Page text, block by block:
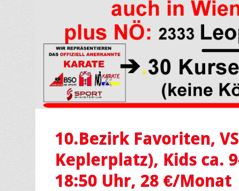
10.Bezirk Favoriten,
Keplerplatz), Kids ca.
18:50 Uhr, 28 €/Monat